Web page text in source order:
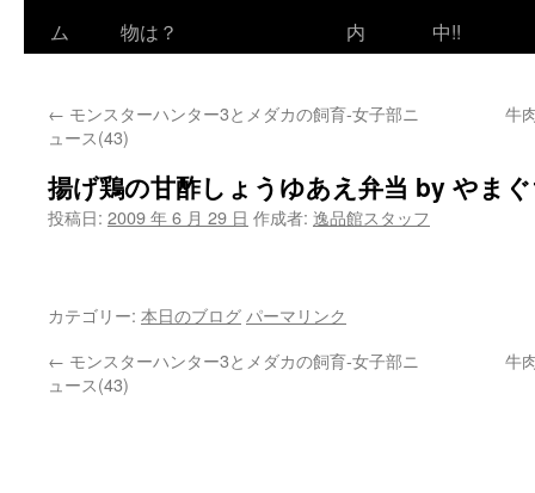
ム
物は？
内
中!!
← モンスターハンター3とメダカの飼育-女子部ニ
ュース(43)
牛
揚げ鶏の甘酢しょうゆあえ弁当 by やま
投稿日: 2009 年 6 月 29 日 作成者: 逸品館スタッフ
カテゴリー: 本日のブログ パーマリンク
← モンスターハンター3とメダカの飼育-女子部ニ
ュース(43)
牛